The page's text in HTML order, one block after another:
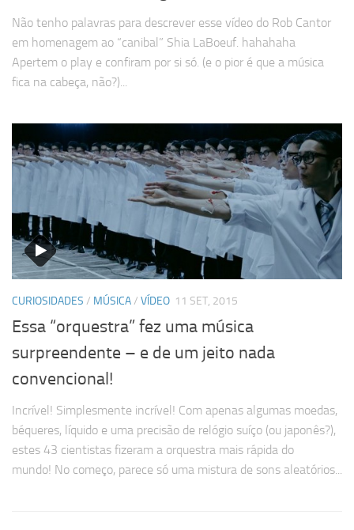
Não tenho palavras para descrever esse vídeo do Rob Cantor
em homenagem ao “canibal” Shia LaBoeuf. hahahaha
Apertem o play e confiram por si só. (e o pior é que a música
fica na cabeça, não?)...
CURIOSIDADES / MÚSICA/ VÍDEO 11 SET, 2015
Essa “orquestra” fez uma música
surpreendente – e de um jeito nada
convencional!
Incrível! Simplesmente incrível! Com apenas algumas moedas,
béqueres, líquido e uma precisão de relógio suíço (ou japonês?),
estes 43 cientistas fizeram a orquestra mais rápida do
mundo! No começo, parece só uma mistura de sons aleatórios...